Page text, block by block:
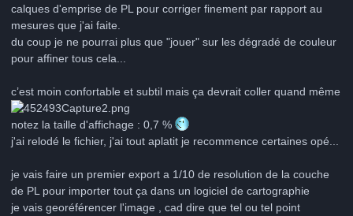
calques d'emprise de PL pour corriger finement par rapport au
mesures que j'ai faite.
du coup je ne pourrai plus que "jouer" sur les dégradé de couleur
pour affiner tous cela...
c’est moin confortable et subtil mais ça devrait coller quand même
notez la taille d'affichage : 0,7 %
j'ai relodé le fichier, j'ai tout aplatit je recommence certaines opé...
je vais faire un premier export a 1/10 de resolution de la couche
de PL pour importer tout ça dans un logiciel de cartographie
je vais georéférencer l'image , cad dire que tel ou tel point